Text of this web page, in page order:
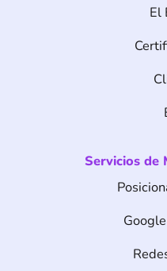
El
Servicios de